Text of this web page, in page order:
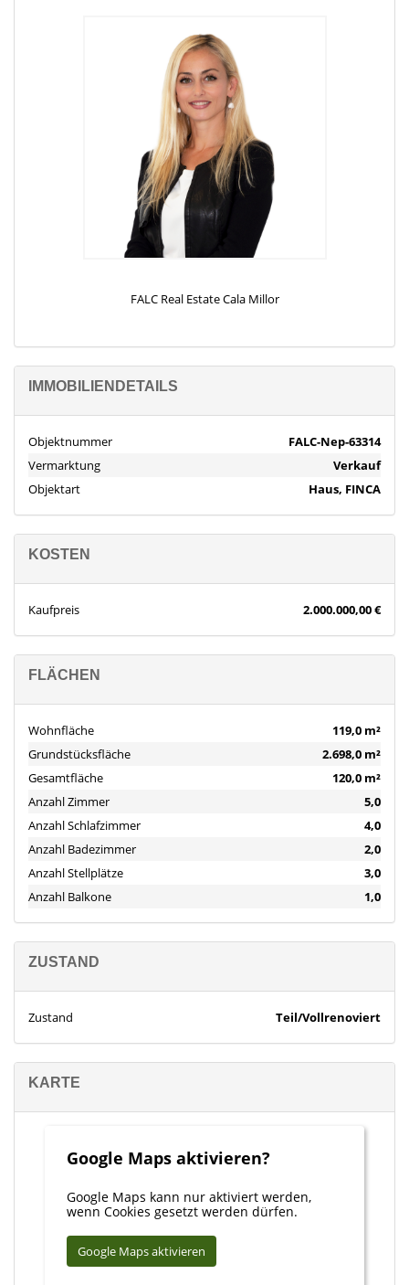
Überzeugen Sie sich selbst – wir sind Ihr verlässlicher Partner,
wenn es um den Kauf oder Verkauf Ihrer Traumimmobilie auf
Gerne lassen wir Sie von unserem weitreichenden Netzwerk
professioneller Dienstleister profitieren – sei es in steuerlichen
oder juristischen Fragen, bei administrativer Unterstützung oder
der Betreuung Ihrer Ferienimmobilie.
Bitte beachten Sie, dass sämtliche Angaben teilweise oder
vollständig auf Informationen des Eigentümers beruhen. Für
deren Richtigkeit können wir keine Haftung übernehmen.
Die Inhalte und Bilder dieses Exposés können mit Unterstützung
künstlicher Intelligenz (KI) erstellt worden sein.
FALC Real Estate Cala Millor
IMMOBILIENDETAILS
Objektnummer
FALC-Nep-63314
Vermarktung
Verkauf
Objektart
Haus, FINCA
KOSTEN
Kaufpreis 2.000.000,00 €
FLÄCHEN
Wohnfläche
119,0 m²
Grundstücksfläche
2.698,0 m²
Gesamtfläche
120,0 m²
Anzahl Zimmer
5,0
Anzahl Schlafzimmer
4,0
Anzahl Badezimmer
2,0
Anzahl Stellplätze
3,0
Anzahl Balkone
1,0
ZUSTAND
Zustand Teil/Vollrenoviert
KARTE
Google Maps aktivieren?
Google Maps kann nur aktiviert werden,
wenn Cookies gesetzt werden dürfen.
Google Maps aktivieren